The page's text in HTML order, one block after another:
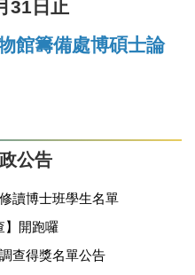
31日止
館籌備處博碩士論
公告
讀博士班學生名單
】開跑囉
查得獎名單公告